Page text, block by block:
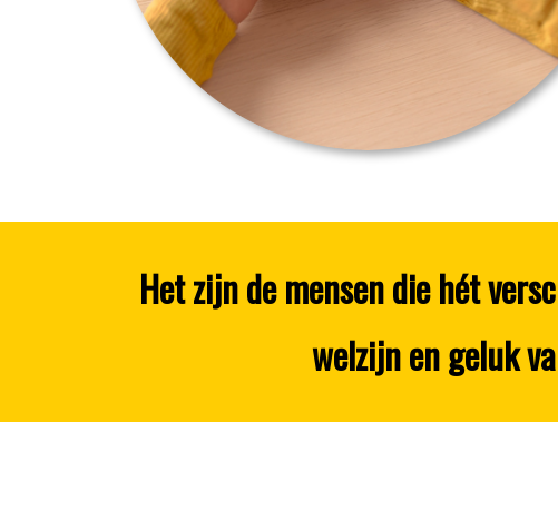
Het zijn de mensen die hét
welzijn en geluk